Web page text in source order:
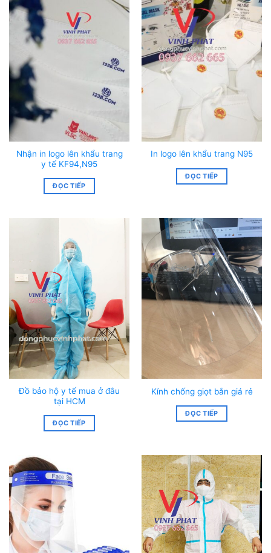
Nhận in logo lên khẩu trang
y tế KF94,N95
ĐỌC TIẾP
In logo lên khẩu trang N95
ĐỌC TIẾP
Đồ bảo hộ y tế mua ở đâu
tại HCM
ĐỌC TIẾP
Kính chống giọt bắn giá rẻ
ĐỌC TIẾP